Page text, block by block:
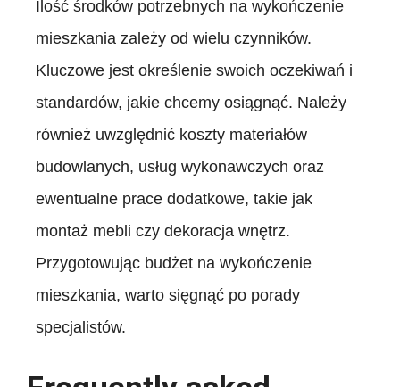
Ilość środków potrzebnych na wykończenie
mieszkania zależy od wielu czynników.
Kluczowe jest określenie swoich oczekiwań i
standardów, jakie chcemy osiągnąć. Należy
również uwzględnić koszty materiałów
budowlanych, usług wykonawczych oraz
ewentualne prace dodatkowe, takie jak
montaż mebli czy dekoracja wnętrz.
Przygotowując budżet na wykończenie
mieszkania, warto sięgnąć po porady
specjalistów.